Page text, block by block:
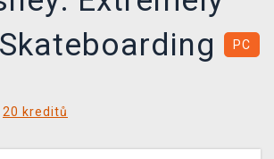
PC
20 kreditů